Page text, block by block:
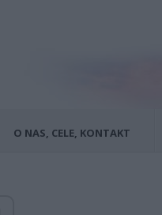
O NAS, CELE, KONTAKT